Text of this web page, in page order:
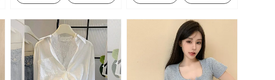
Guarda-chuva Saia
Camisa Top feminino